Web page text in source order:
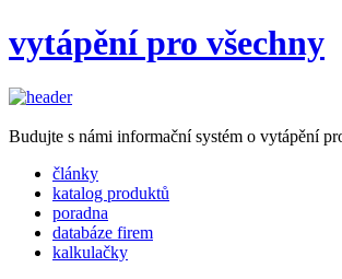
vytápění pro všechny
Budujte s námi informační systém o vytápění
články
katalog produktů
poradna
databáze firem
kalkulačky